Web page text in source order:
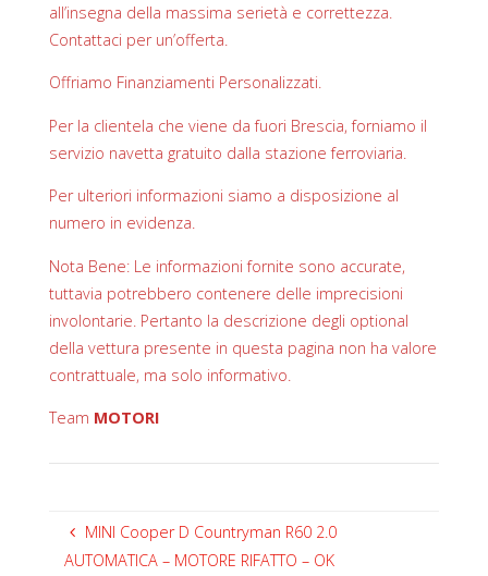
all’insegna della massima serietà e correttezza.
Contattaci per un’offerta.
Offriamo Finanziamenti Personalizzati.
Per la clientela che viene da fuori Brescia, forniamo il
servizio navetta gratuito dalla stazione ferroviaria.
Per ulteriori informazioni siamo a disposizione al
numero in evidenza.
Nota Bene: Le informazioni fornite sono accurate,
tuttavia potrebbero contenere delle imprecisioni
involontarie. Pertanto la descrizione degli optional
della vettura presente in questa pagina non ha valore
contrattuale, ma solo informativo.
Team MOTORI
MINI Cooper D Countryman R60 2.0
AUTOMATICA – MOTORE RIFATTO – OK